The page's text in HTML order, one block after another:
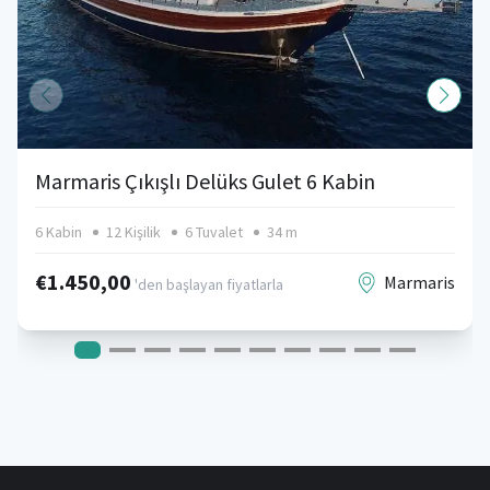
Marmaris Çıkışlı Delüks Gulet 6 Kabin
6 Kabin 12 Kişilik 6 Tuvalet 34 m
€1.450,00 'den başlayan fiyatlarla Marmaris